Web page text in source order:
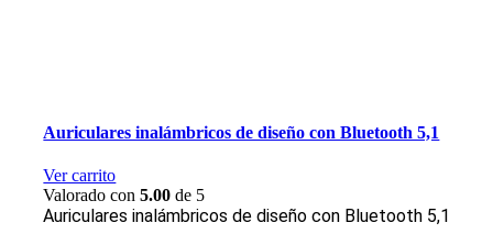
Auriculares inalámbricos de diseño con Bluetooth 5,1
Ver carrito
Valorado con5.00 de 5
Auriculares inalámbricos de diseño con Bluetooth 5,1